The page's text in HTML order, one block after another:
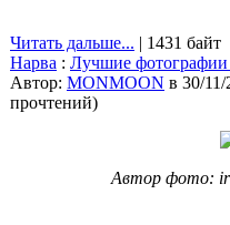
Читать дальше... | 1431 байт
Нарва : Лучшие фотографии
Автор: MONMOON в 30/
прочтений)
Автор фото: